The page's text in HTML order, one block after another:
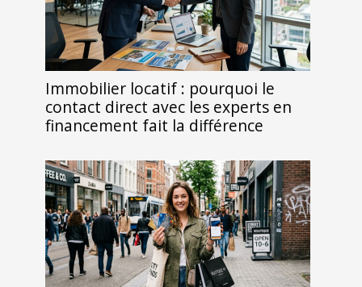
Immobilier locatif : pourquoi le
contact direct avec les experts en
financement fait la différence